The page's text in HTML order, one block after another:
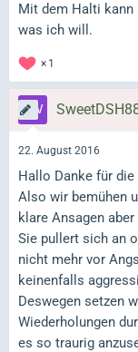
Mit dem Halti kann
was ich will.
1
22. August 2016
Hallo Danke für
Also wir bemühen
klare Ansagen
Sie pullert sich an
nicht mehr vor
keinenfalls
Deswegen setzen
Wiederholungen
es so traurig